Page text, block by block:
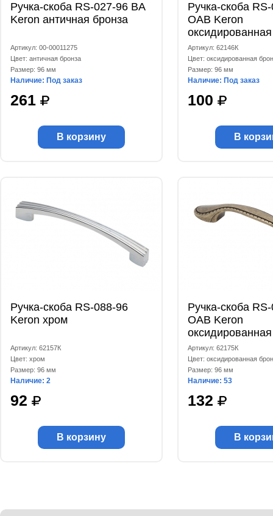
Ручка-скоба RS-027-96 BA
Keron античная бронза
Артикул: 00-00011275
Цвет: античная бронза
Размер: 96 мм
Наличие: Под заказ
261
В корзину
Ручка-скоба
OAB Keron
Артикул: 62146К
Цвет: оксидированная
Размер: 96 мм
Наличие: Под заказ
100
В
Ручка-скоба RS-088-96
Keron хром
Артикул: 62157К
Цвет: хром
Размер: 96 мм
Наличие: 2
92
В корзину
Ручка-скоба
OAB Keron
Артикул: 62175К
Цвет: оксидированная
Размер: 96 мм
Наличие: 53
132
В